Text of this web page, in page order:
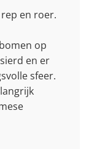
en roer.
op
en er
sfeer.